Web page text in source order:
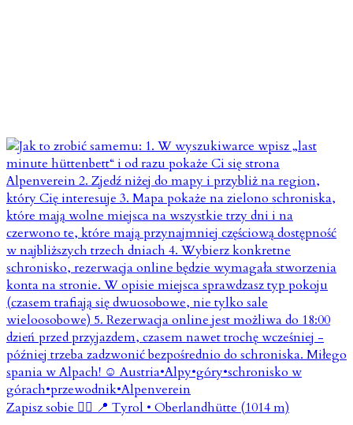
Zapisz sobie 👇🏼 📍 Tyrol • Oberlandhütte (1014 m)